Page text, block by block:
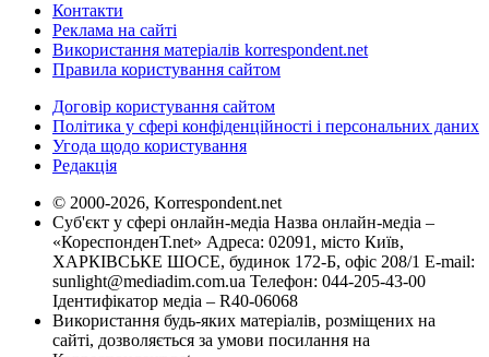
Контакти
Реклама на сайті
Використання матеріалів korrespondent.net
Правила користування сайтом
Договір користування сайтом
Політика у сфері конфіденційності і персональних даних
Угода щодо користування
Редакція
© 2000-2026, Korrespondent.net
Суб'єкт у сфері онлайн-медіа Назва онлайн-медіа –
«КореспонденТ.net» Адреса: 02091, місто Київ,
ХАРКІВСЬКЕ ШОСЕ, будинок 172-Б, офіс 208/1 E-mail:
sunlight@mediadim.com.ua Телефон: 044-205-43-00
Ідентифікатор медіа – R40-06068
Використання будь-яких матеріалів, розміщених на
сайті, дозволяється за умови посилання на